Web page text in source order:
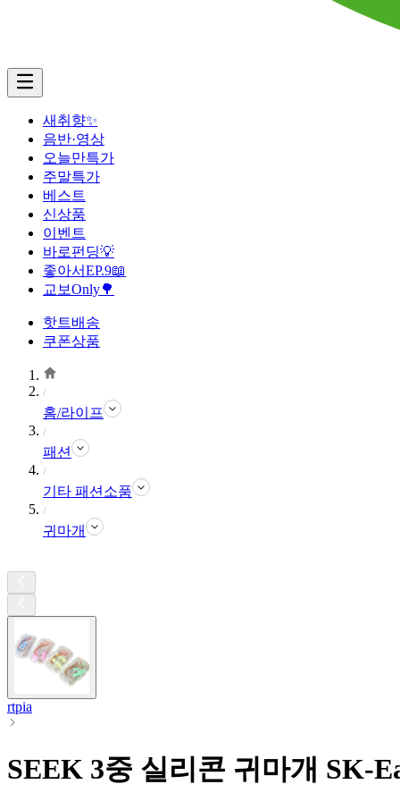
새취향✨
음반·영상
오늘만특가
주말특가
베스트
신상품
이벤트
바로펀딩💡
좋아서EP.9📖
교보Only🌳
핫트배송
쿠폰상품
홈/라이프
패션
기타 패션소품
귀마개
rtpia
SEEK 3중 실리콘 귀마개 SK-